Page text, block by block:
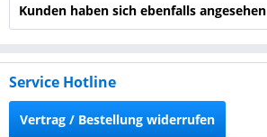
Kunden haben sich ebenfalls angesehen
Service Hotline
Vertrag / Bestellung widerrufen